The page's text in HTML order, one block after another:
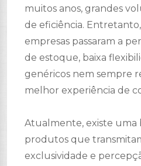
muitos anos, grandes
de eficiência.
empresas passaram a
de estoque, baixa
genéricos nem sempre
melhor experiência de
Atualmente, existe uma
produtos que
exclusividade e